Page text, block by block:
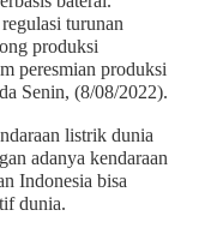
turunan
produksi
peresmian produksi
Senin, (8/08/2022).
listrik dunia
adanya kendaraan
Indonesia bisa
dunia.